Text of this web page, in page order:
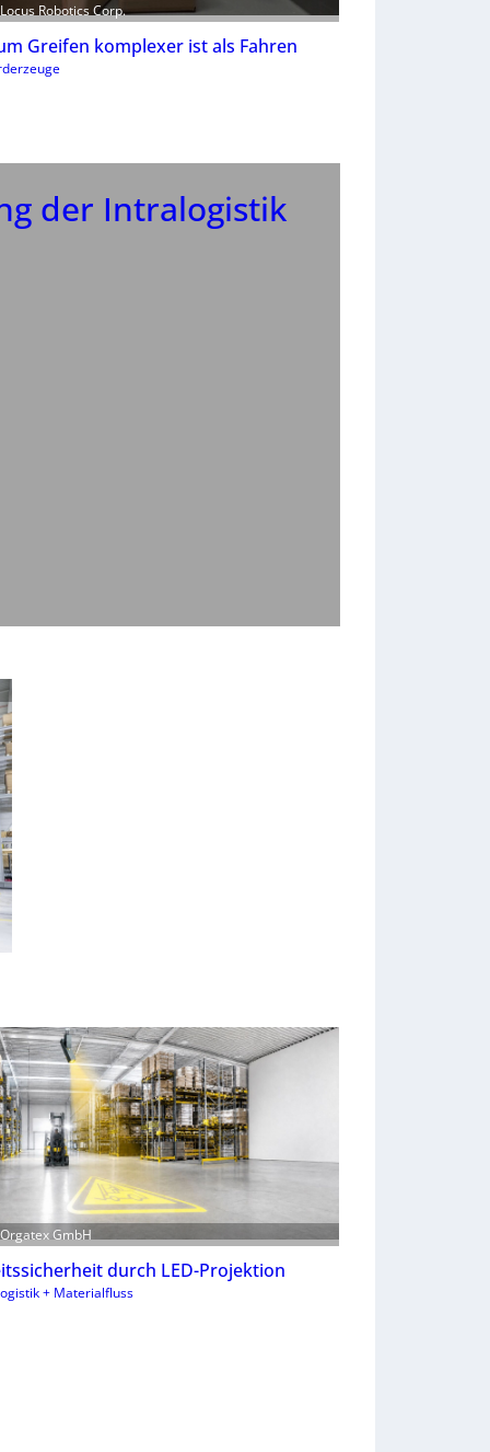
Robotics Corp.
Greifen komplexer ist als Fahren
der Intralogistik
GmbH
durch LED-Projektion
+ Materialfluss